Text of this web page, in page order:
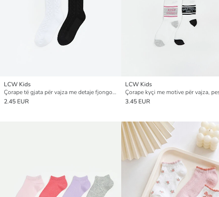
LCW Kids
Çorape të gjata për vajza me detaje fjongoje 2 pako
2.45 EUR
LCW Kids
Çorape kyçi me motive për vajza,
3.45 EUR